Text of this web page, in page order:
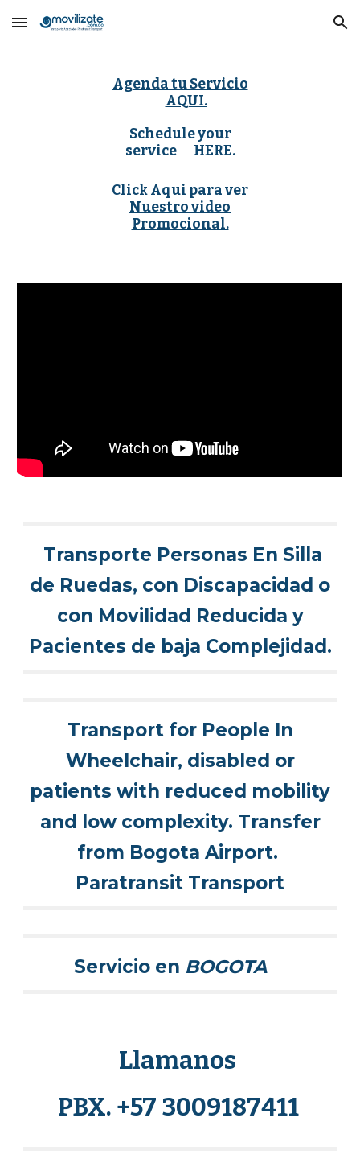
Skip to main content Skip to navigation
Agenda tu Servicio
AQUI.
Schedule your
service HERE.
Click Aqui para ver
Nuestro video
Promocional.
Transporte Personas En Silla
de Ruedas, con Discapacidad o
con Movilidad Reducida y
Pacientes de baja Complejidad.
Transport for People In
Wheelchair, disabled or
patients with reduced mobility
and low complexity. Transfer
from Bogota Airport.
Paratransit Transport
Servicio en BOGOTA
Llamanos
PBX. +57 3009187411